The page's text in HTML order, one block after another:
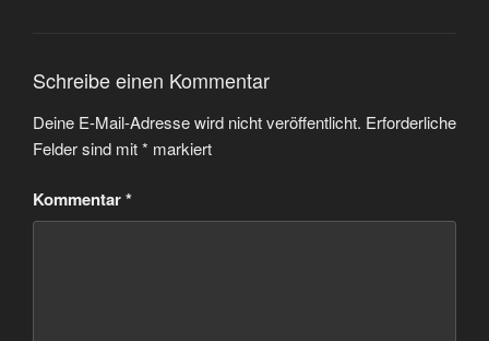
Schreibe einen Kommentar
Deine E-Mail-Adresse wird nicht veröffentlicht. Erforderliche
Felder sind mit* markiert
Kommentar*